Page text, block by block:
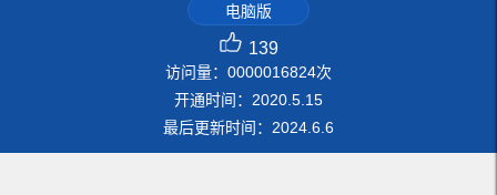
电脑版
139
访问量： 0000016824次
开通时间： 2020 5 15
最后更新时间： 2024 6 6